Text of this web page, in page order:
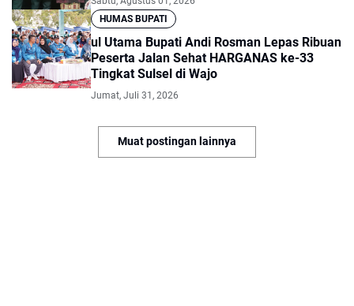
HUMAS BUPATI
ul Utama Bupati Andi Rosman Lepas Ribuan
Peserta Jalan Sehat HARGANAS ke-33
Tingkat Sulsel di Wajo
Jumat, Juli 31, 2026
Muat postingan lainnya